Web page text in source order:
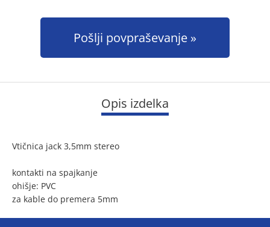
Pošlji povpraševanje
Opis izdelka
Vtičnica jack 3,5mm stereo
kontakti na spajkanje
ohišje: PVC
za kable do premera 5mm